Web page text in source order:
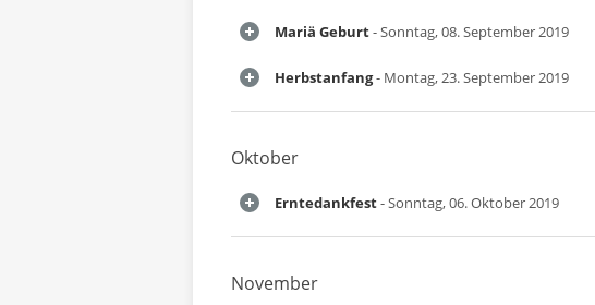
Mariä Geburt- Sonntag, 08. September 2019
Herbstanfang- Montag, 23. September 2019
Oktober
Erntedankfest- Sonntag, 06. Oktober 2019
November